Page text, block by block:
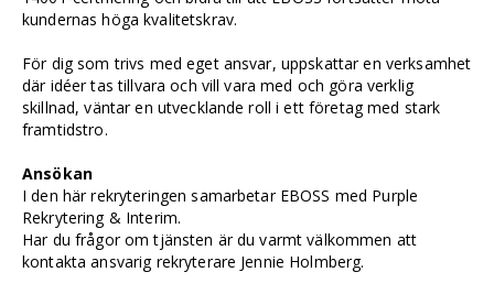
kundernas höga kvalitetskrav.
För dig som trivs med eget ansvar, uppskattar en verksamhet
där idéer tas tillvara och vill vara med och göra verklig
skillnad, väntar en utvecklande roll i ett företag med stark
framtidstro.
Ansökan
I den här rekryteringen samarbetar EBOSS med Purple
Rekrytering & Interim.
Har du frågor om tjänsten är du varmt välkommen att
kontakta ansvarig rekryterare Jennie Holmberg.